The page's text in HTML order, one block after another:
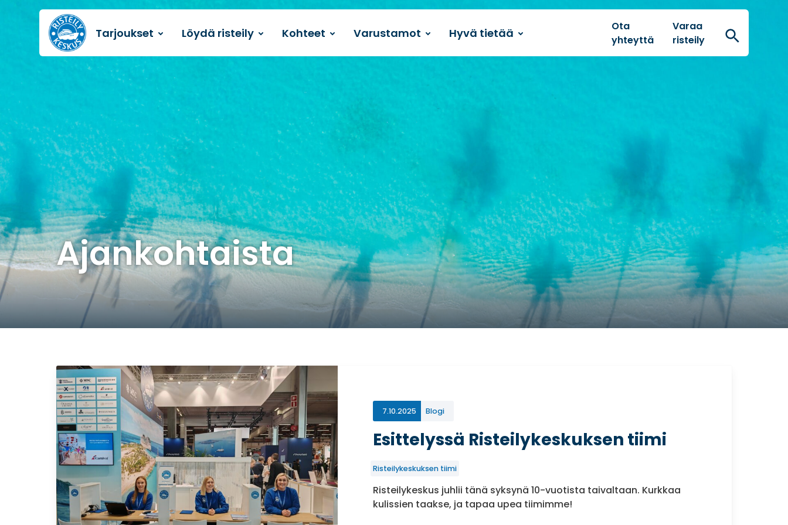
Etusivulle
Tarjoukset Löydä risteily Kohteet Varustamot Hyvä tietää
Ota
yhteyttä
Varaa
risteily
Hae
Ajankohtaista
7.10.2025 Blogi
Esittelyssä Risteilykeskuksen tiimi
Risteilykeskuksen tiimi
Risteilykeskus juhlii tänä syksynä 10-vuotista taivaltaan. Kurkkaa
kulissien taakse, ja tapaa upea tiimimme!